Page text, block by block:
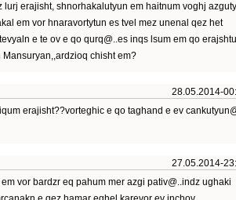
lurj erajisht, shnorhakalutyun em haitnum voghj
em vor hnaravortytun es tvel mez unenal qez het
e te ov e qo qurq@..es inqs lsum em qo
Mansuryan,,ardzioq chisht em?
28.05.2014-
erajisht??vorteghic e qo taghand e ev
27.05.2014-
vor bardzr eq pahum mer azgi pativ@..indz ughaki